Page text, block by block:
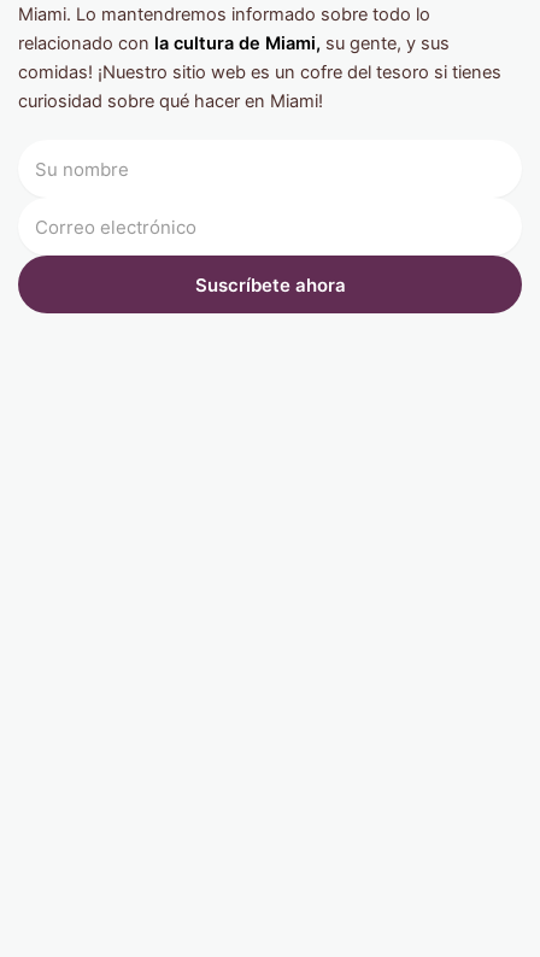
Miami. Lo mantendremos informado sobre todo lo
relacionado con la cultura de Miami, su gente, y sus
comidas! ¡Nuestro sitio web es un cofre del tesoro si tienes
curiosidad sobre qué hacer en Miami!